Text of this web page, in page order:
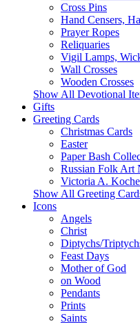
Cross Pins
Hand Censers,
Prayer Ropes
Reliquaries
Vigil Lamps,
Wall Crosses
Wooden Crosses
Show All Devotional
Gifts
Greeting Cards
Christmas Cards
Easter
Paper Bash
Russian Folk Art
Victoria A.
Show All Greeting
Icons
Angels
Christ
Diptychs/
Feast Days
Mother of God
on Wood
Pendants
Prints
Saints